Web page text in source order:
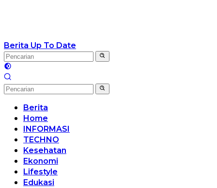
Berita Up To Date
Berita
Home
INFORMASI
TECHNO
Kesehatan
Ekonomi
Lifestyle
Edukasi